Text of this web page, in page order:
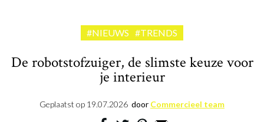
#NIEUWS #TRENDS
De robotstofzuiger, de slimste keuze voor
je interieur
Geplaatst op 19.07.2026 door Commercieel team